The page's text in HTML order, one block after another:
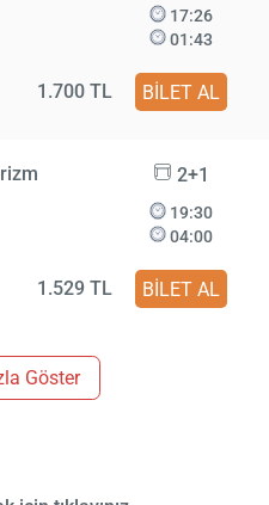
17:26
01:43
1.700 TL BİLET AL
2+1
19:30
04:00
1.529 TL BİLET AL
Göster